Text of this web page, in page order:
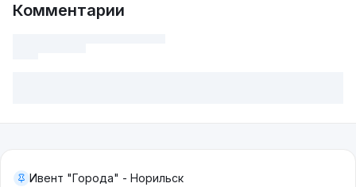
Комментарии
Ивент "Города" - Норильск